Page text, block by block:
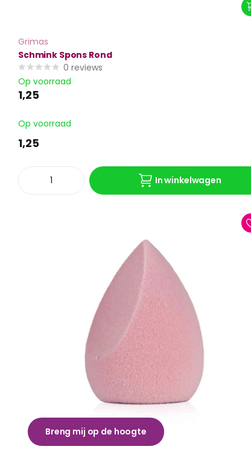
Grimas
Schmink Spons Rond
0 reviews
Op voorraad
1,25
Op voorraad
1,25
In winkelwagen
Breng mij op de hoogte